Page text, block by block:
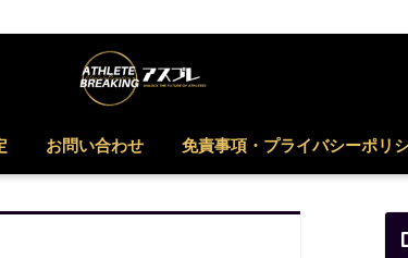
お問い合わせ 免責事項・プライバシーポリ